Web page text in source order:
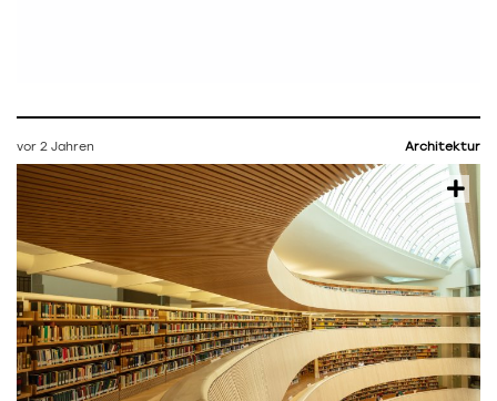
vor 2 Jahren Architektur